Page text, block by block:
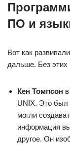
ПО и
Вот как
дальше. Без этих
Кен Томпсон
UNIX. Это был
могли
информация
другое. Он